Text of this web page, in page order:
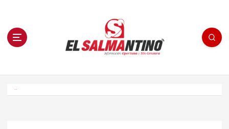
n El Salmantino - medios/noticias/editorial